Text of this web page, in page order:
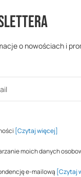
o nowościach i
[Czytaj więcej]
moich danych
e-mailową [Czytaj